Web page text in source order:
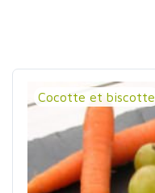
Cocotte et biscotte